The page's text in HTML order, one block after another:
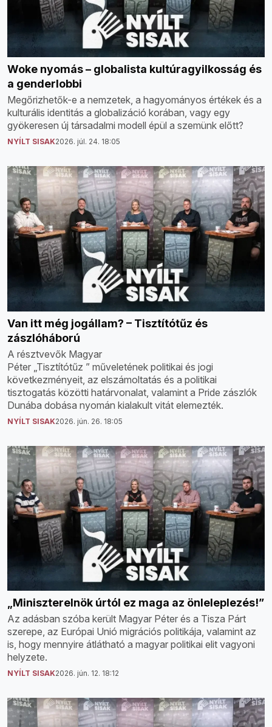
Woke nyomás – globalista kultúragyilkosság és
a genderlobbi
Megőrizhetők-e a nemzetek, a hagyományos értékek és a
kulturális identitás a globalizáció korában, vagy egy
gyökeresen új társadalmi modell épül a szemünk előtt?
NYÍLT SISAK2026. júl. 24. 18:05
Van itt még jogállam? – Tisztítótűz és
zászlóháború
A résztvevők Magyar
Péter „Tisztítótűz ” műveletének politikai és jogi
következményeit, az elszámoltatás és a politikai
tisztogatás közötti határvonalat, valamint a Pride zászlók
Dunába dobása nyomán kialakult vitát elemezték.
NYÍLT SISAK2026. jún. 26. 18:05
„Miniszterelnök úrtól ez maga az önleleplezés!”
Az adásban szóba került Magyar Péter és a Tisza Párt
szerepe, az Európai Unió migrációs politikája, valamint az
is, hogy mennyire átlátható a magyar politikai elit vagyoni
helyzete.
NYÍLT SISAK2026. jún. 12. 18:12